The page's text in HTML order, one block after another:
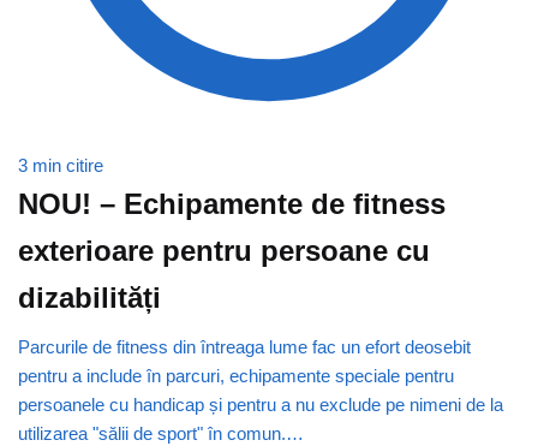
3 min citire
NOU! – Echipamente de fitness
exterioare pentru persoane cu
dizabilități
Parcurile de fitness din întreaga lume fac un efort deosebit
pentru a include în parcuri, echipamente speciale pentru
persoanele cu handicap și pentru a nu exclude pe nimeni de la
utilizarea "sălii de sport" în comun.…